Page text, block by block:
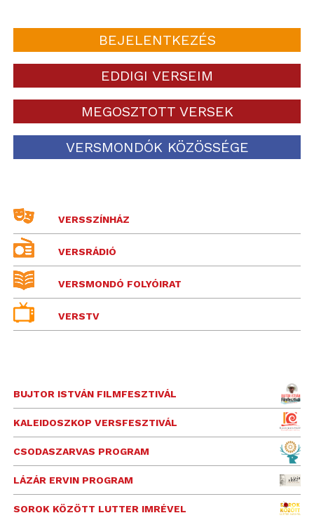
BEJELENTKEZÉS
EDDIGI VERSEIM
MEGOSZTOTT VERSEK
VERSMONDÓK KÖZÖSSÉGE
VERSSZÍNHÁZ
VERSRÁDIÓ
VERSMONDÓ FOLYÓIRAT
VERSTV
BUJTOR ISTVÁN FILMFESZTIVÁL
KALEIDOSZKOP VERSFESZTIVÁL
CSODASZARVAS PROGRAM
LÁZÁR ERVIN PROGRAM
SOROK KÖZÖTT LUTTER IMRÉVEL